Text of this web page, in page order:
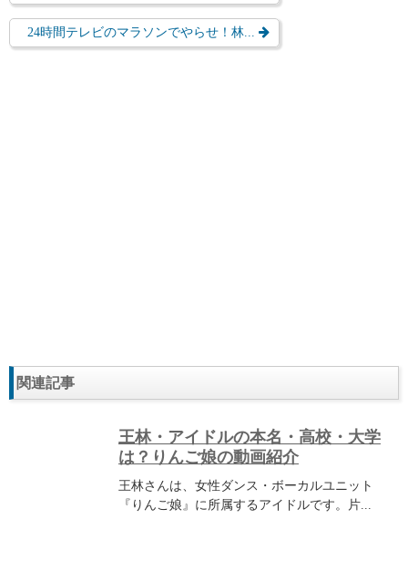
24時間テレビのマラソンでやらせ！林...
関連記事
王林・アイドルの本名・高校・大学
は？りんご娘の動画紹介
王林さんは、女性ダンス・ボーカルユニット
『りんご娘』に所属するアイドルです。片...